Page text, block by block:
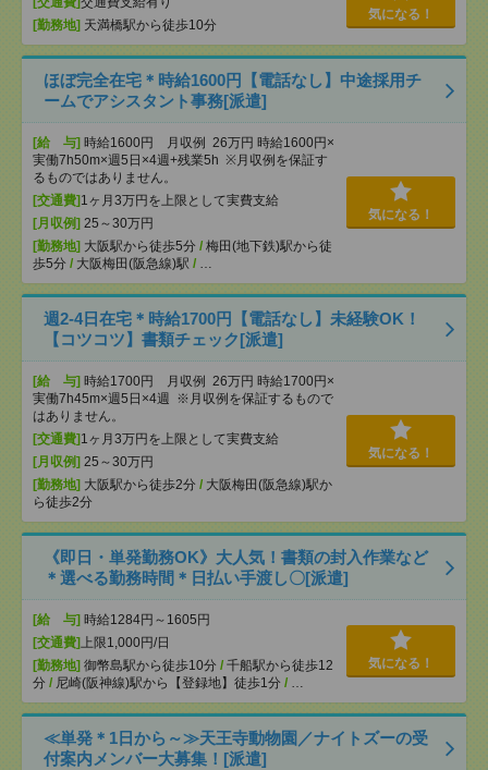
[勤務地] 天満橋駅から徒歩10分
気になる！
ほぼ完全在宅＊時給1600円【電話なし】中途採用チ
ームでアシスタント事務[派遣]
[給 与] 時給1600円 月収例 26万円 時給1600円×
実働7h50m×週5日×4週+残業5h ※月収例を保証す
るものではありません。
[交通費] 1ヶ月3万円を上限として実費支給
[月収例] 25～30万円
[勤務地] 大阪駅から徒歩5分 / 梅田(地下鉄)駅から徒
歩5分 / 大阪梅田(阪急線)駅 / …
気になる！
週2-4日在宅＊時給1700円【電話なし】未経験OK！
【コツコツ】書類チェック[派遣]
[給 与] 時給1700円 月収例 26万円 時給1700円×
実働7h45m×週5日×4週 ※月収例を保証するもので
はありません。
[交通費] 1ヶ月3万円を上限として実費支給
[月収例] 25～30万円
[勤務地] 大阪駅から徒歩2分 / 大阪梅田(阪急線)駅か
ら徒歩2分
気になる！
《即日・単発勤務OK》大人気！書類の封入作業など
＊選べる勤務時間＊日払い手渡し〇[派遣]
[給 与] 時給1284円～1605円
[交通費] 上限1,000円/日
[勤務地] 御幣島駅から徒歩10分 / 千船駅から徒歩12
分 / 尼崎(阪神線)駅から【登録地】徒歩1分 / …
気になる！
≪単発＊1日から～≫天王寺動物園／ナイトズーの受
付案内メンバー大募集！[派遣]